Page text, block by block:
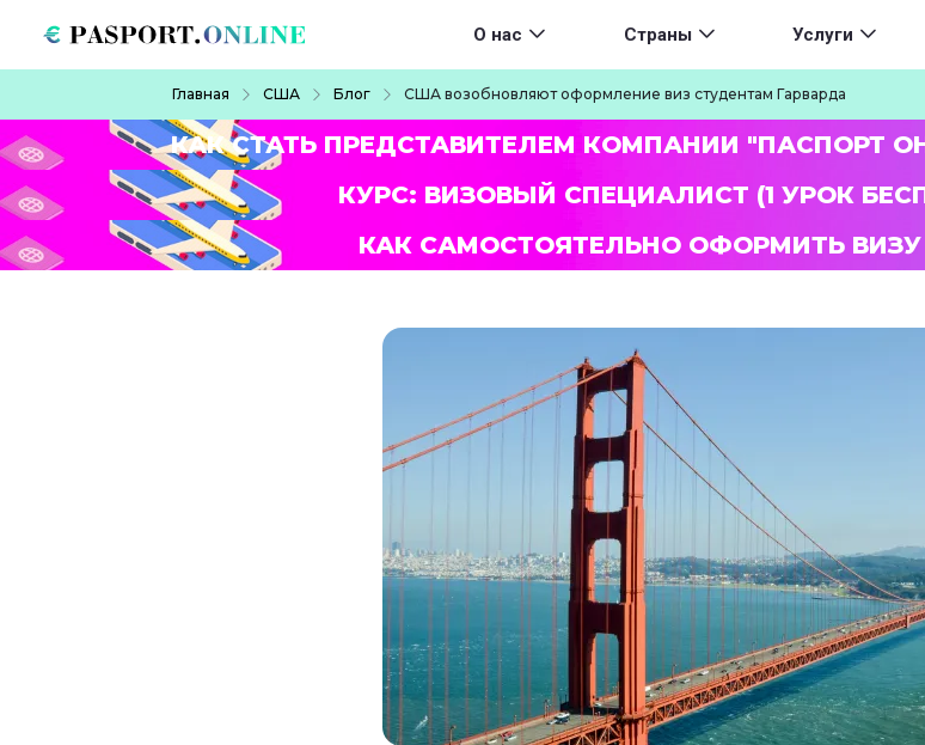
Main navigation
О нас Страны Услуги
Главная США Блог США возобновляют оформление виз студентам Гарварда
КАК СТАТЬ ПРЕДСТАВИТЕЛЕМ КОМПАНИИ "ПАСПОРТ
КУРС: ВИЗОВЫЙ СПЕЦИАЛИСТ (1 УРОК
КАК САМОСТОЯТЕЛЬНО ОФОРМИТЬ